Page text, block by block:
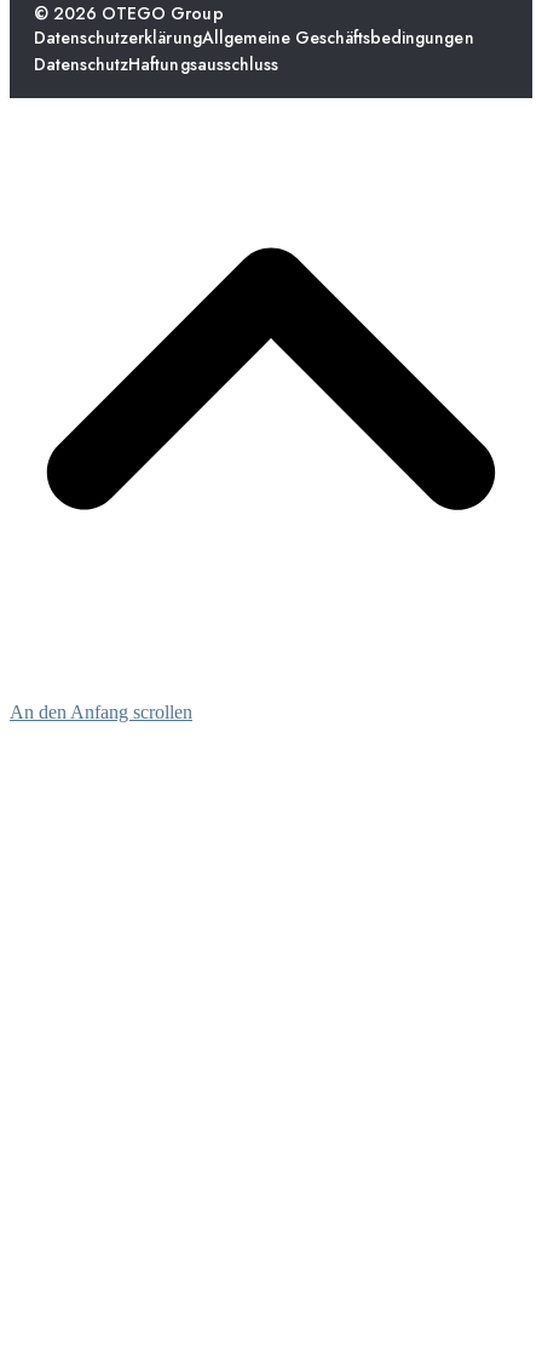
© 2026 OTEGO Group
DatenschutzerklärungAllgemeine Geschäftsbedingungen
DatenschutzHaftungsausschluss
An den Anfang scrollen